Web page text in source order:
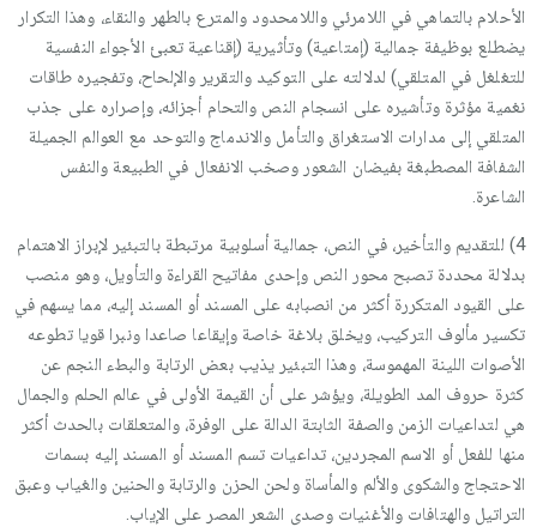
الأحلام بالتماهي في اللامرئي واللامحدود والمترع بالطهر والنقاء، وهذا التكرار
يضطلع بوظيفة جمالية (إمتاعية) وتأثيرية (إقناعية تعبئ الأجواء النفسية
للتغلغل في المتلقي) لدلالته على التوكيد والتقرير والإلحاح، وتفجيره طاقات
نغمية مؤثرة وتأشيره على انسجام النص والتحام أجزائه، وإصراره على جذب
المتلقي إلى مدارات الاستغراق والتأمل والاندماج والتوحد مع العوالم الجميلة
الشفافة المصطبغة بفيضان الشعور وصخب الانفعال في الطبيعة والنفس
الشاعرة.
4) للتقديم والتأخير، في النص، جمالية أسلوبية مرتبطة بالتبئير لإبراز الاهتمام
بدلالة محددة تصبح محور النص وإحدى مفاتيح القراءة والتأويل، وهو منصب
على القيود المتكررة أكثر من انصبابه على المسند أو المسند إليه، مما يسهم في
تكسير مألوف التركيب، ويخلق بلاغة خاصة وإيقاعا صاعدا ونبرا قويا تطوعه
الأصوات اللينة المهموسة، وهذا التبئير يذيب بعض الرتابة والبطء النجم عن
كثرة حروف المد الطويلة، ويؤشر على أن القيمة الأولى في عالم الحلم والجمال
هي لتداعيات الزمن والصفة الثابتة الدالة على الوفرة، والمتعلقات بالحدث أكثر
منها للفعل أو الاسم المجردين، تداعيات تسم المسند أو المسند إليه بسمات
الاحتجاج والشكوى والألم والمأساة ولحن الحزن والرتابة والحنين والغياب وعبق
التراتيل والهتافات والأغنيات وصدى الشعر المصر على الإياب.